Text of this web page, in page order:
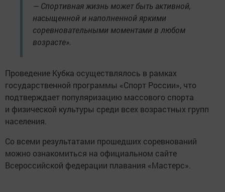
— Спортивная жизнь может быть активной,
насыщенной и наполненной яркими
соревновательными моментами в любом
возрасте».
Проведение Кубка осуществлялось в рамках
государственной программы «Спорт России», что
подтверждает популяризацию массового спорта
и физической культуры среди всех возрастных групп
населения.
Со всеми результатами прошедших соревнований
можно ознакомиться на официальном сайте
Всероссийской федерации плавания «Мастерс».